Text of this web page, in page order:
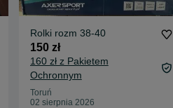
Rolki rozm 38-40
150 zł
160 zł z Pakietem
Ochronnym
Toruń
02 sierpnia 2026